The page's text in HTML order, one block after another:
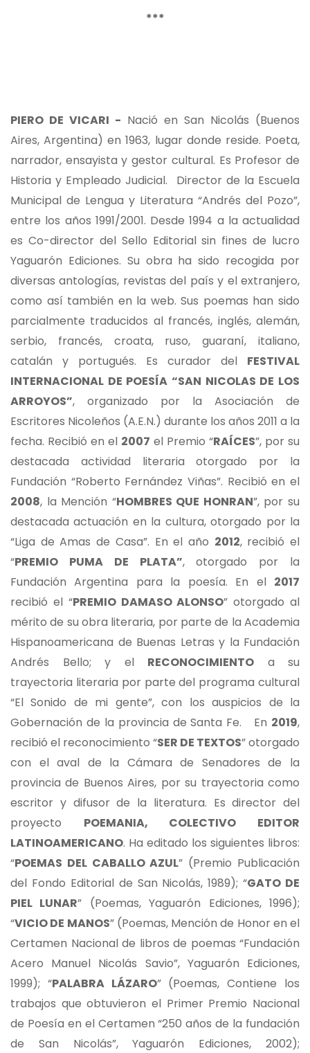
***
PIERO DE VICARI - Nació en San Nicolás (Buenos
Aires, Argentina) en 1963, lugar donde reside. Poeta,
narrador, ensayista y gestor cultural. Es Profesor de
Historia y Empleado Judicial. Director de la Escuela
Municipal de Lengua y Literatura “Andrés del Pozo”,
entre los años 1991/2001. Desde 1994 a la actualidad
es Co-director del Sello Editorial sin fines de lucro
Yaguarón Ediciones. Su obra ha sido recogida por
diversas antologías, revistas del país y el extranjero,
como así también en la web. Sus poemas han sido
parcialmente traducidos al francés, inglés, alemán,
serbio, francés, croata, ruso, guaraní, italiano,
catalán y portugués. Es curador del FESTIVAL
INTERNACIONAL DE POESÍA “SAN NICOLAS DE LOS
ARROYOS”, organizado por la Asociación de
Escritores Nicoleños (A.E.N.) durante los años 2011 a la
fecha. Recibió en el 2007 el Premio “RAÍCES”, por su
destacada actividad literaria otorgado por la
Fundación “Roberto Fernández Viñas”. Recibió en el
2008, la Mención “HOMBRES QUE HONRAN”, por su
destacada actuación en la cultura, otorgado por la
“Liga de Amas de Casa”. En el año 2012, recibió el
“PREMIO PUMA DE PLATA”, otorgado por la
Fundación Argentina para la poesía. En el 2017
recibió el “PREMIO DAMASO ALONSO” otorgado al
mérito de su obra literaria, por parte de la Academia
Hispanoamericana de Buenas Letras y la Fundación
Andrés Bello; y el RECONOCIMIENTO a su
trayectoria literaria por parte del programa cultural
“El Sonido de mi gente”, con los auspicios de la
Gobernación de la provincia de Santa Fe. En 2019,
recibió el reconocimiento “SER DE TEXTOS” otorgado
con el aval de la Cámara de Senadores de la
provincia de Buenos Aires, por su trayectoria como
escritor y difusor de la literatura. Es director del
proyecto POEMANIA, COLECTIVO EDITOR
LATINOAMERICANO. Ha editado los siguientes libros:
“POEMAS DEL CABALLO AZUL” (Premio Publicación
del Fondo Editorial de San Nicolás, 1989); “GATO DE
PIEL LUNAR” (Poemas, Yaguarón Ediciones, 1996);
“VICIO DE MANOS” (Poemas, Mención de Honor en el
Certamen Nacional de libros de poemas “Fundación
Acero Manuel Nicolás Savio”, Yaguarón Ediciones,
1999); “PALABRA LÁZARO” (Poemas, Contiene los
trabajos que obtuvieron el Primer Premio Nacional
de Poesía en el Certamen “250 años de la fundación
de San Nicolás”, Yaguarón Ediciones, 2002);